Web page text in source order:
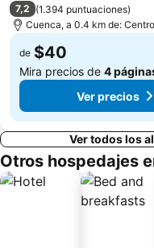
7,2 (1.394 puntuaciones)
Cuenca, a 0.4 km de:
de $40
Mira precios de 4
Ver precios
Ver todos los
Otros hospedajes